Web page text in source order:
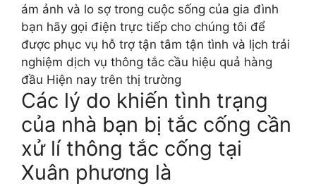
ám ảnh và lo sợ trong cuộc sống của gia đình
bạn hãy gọi điện trực tiếp cho chúng tôi để
được phục vụ hỗ trợ tận tâm tận tình và lịch trải
nghiệm dịch vụ thông tắc cầu hiệu quả hàng
đầu Hiện nay trên thị trường
Các lý do khiến tình trạng
của nhà bạn bị tắc cống cần
xử lí thông tắc cống tại
Xuân phương là